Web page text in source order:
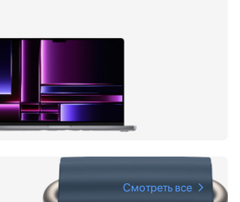
Смотреть все